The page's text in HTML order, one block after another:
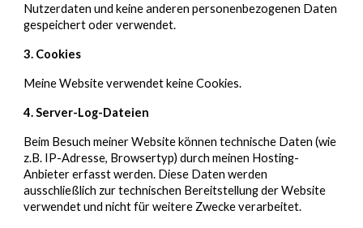
Nutzerdaten und keine anderen personenbezogenen Daten
gespeichert oder verwendet.
3. Cookies
MeineWebsite verwendet keine Cookies.
4. Server-Log-Dateien
Beim Besuch meiner Website können technische Daten (wie
z.B. IP-Adresse, Browsertyp) durch meinen Hosting-
Anbieter erfasst werden. Diese Daten werden
ausschließlich zur technischen Bereitstellung der Website
verwendet und nicht für weitere Zwecke verarbeitet.